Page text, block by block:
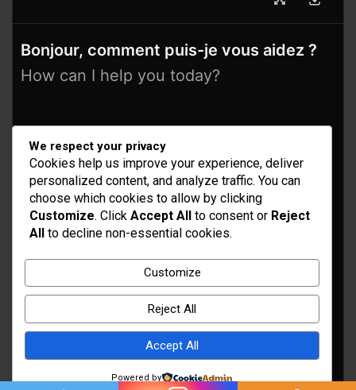
Bonjour, comment puis-je vous aidez ?
How can I help you today?
Idées d’aménagement et déco
Conseil bricolage et jardinage
Choix d'outillage et de matériaux
We respect your privacy
Cookies help us improve your experience, deliver
personalized content, and analyze traffic. You can
choose which cookies to allow by clicking
Customize. Click Accept All to consent or Reject
All to decline non-essential cookies.
Customize
Reject All
Accept All
Powered by